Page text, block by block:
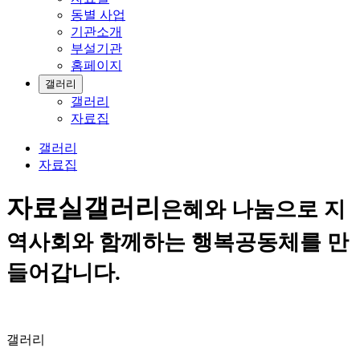
동별 사업
기관소개
부설기관
홈페이지
갤러리
갤러리
자료집
갤러리
자료집
자료실갤러리은혜와 나눔으로 지
역사회와 함께하는 행복공동체를 만
들어갑니다.
갤러리